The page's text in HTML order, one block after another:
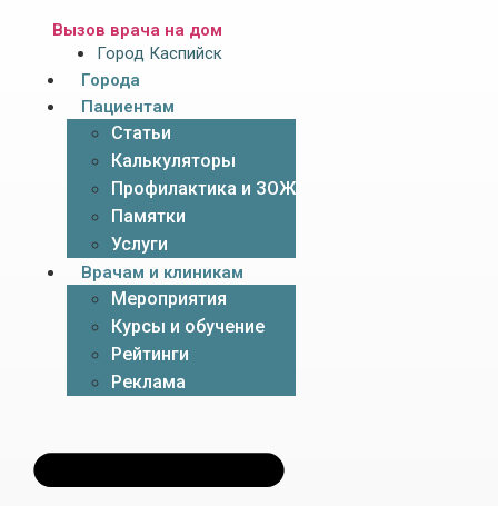
Вызов врача на дом
Город Каспийск
Города
Пациентам
Статьи
Калькуляторы
Профилактика и ЗОЖ
Памятки
Услуги
Врачам и клиникам
Мероприятия
Курсы и обучение
Рейтинги
Реклама